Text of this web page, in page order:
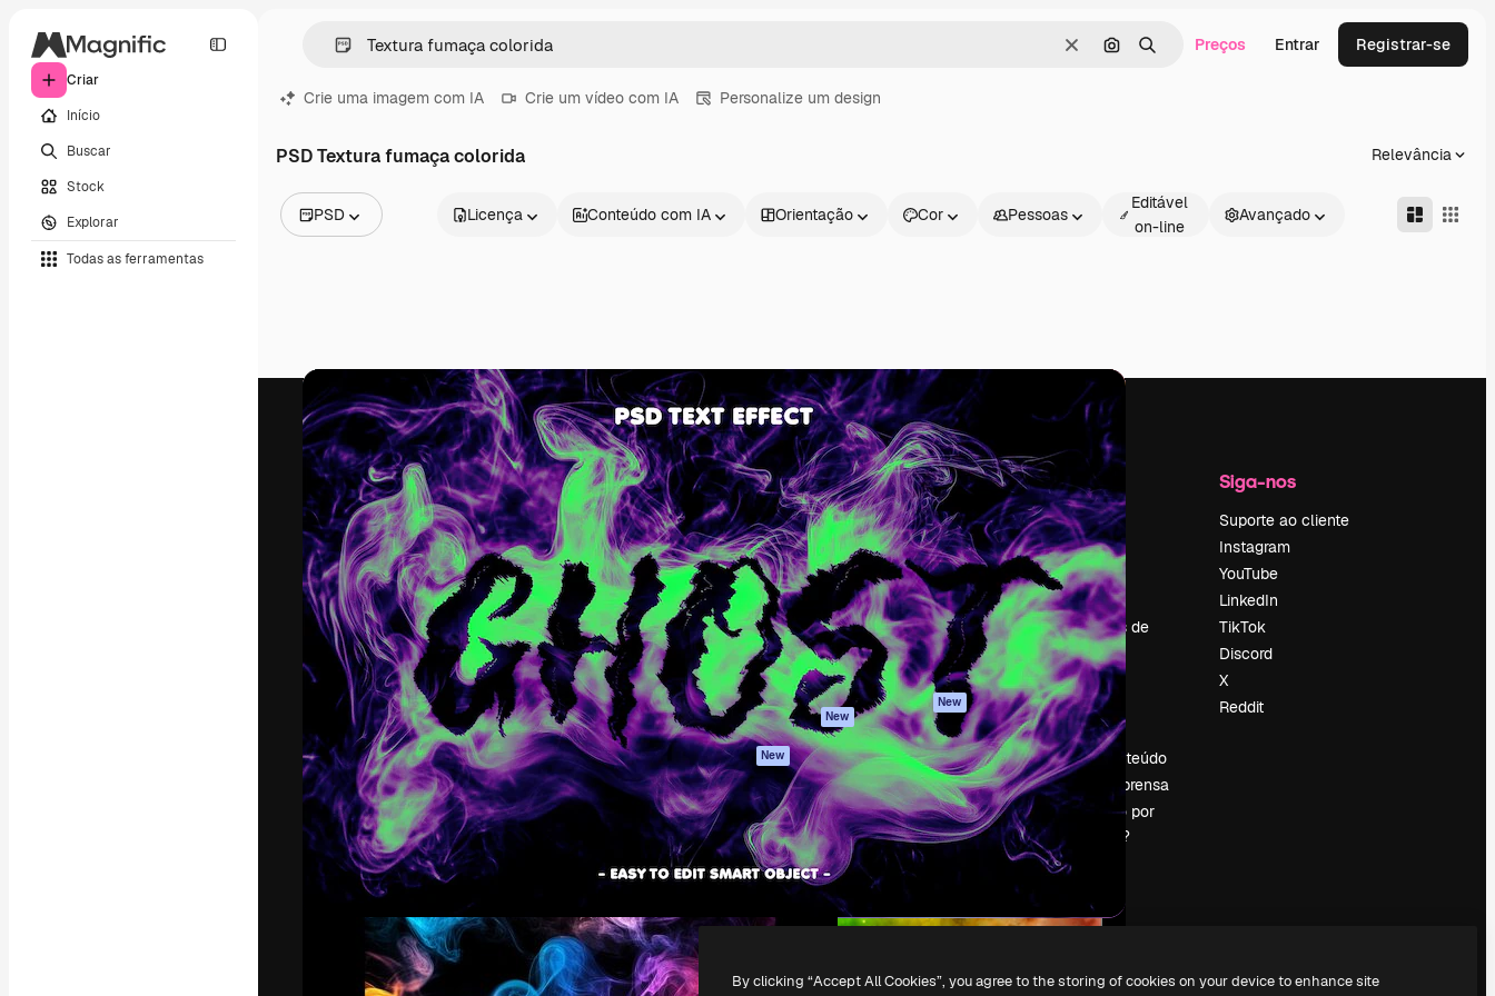
Criar
Início
Buscar
Stock
Explorar
Todas as ferramentas
LimparPesquisar por imagem
BuscarPreços Entrar Registrar-se
Crie uma imagem com IA Crie um vídeo com IA Personalize um design
PSD Textura fumaça colorida Relevância
PSD
Vídeos
Clipes de vídeo
Animações
Modelos de vídeos
Ícones
Modelos 3D
Fontes
Licença Conteúdo com IA Orientação Cor Pessoas
Editável
on-line
Avançado
A plataforma criativa para você direcionar
seu melhor trabalho. Mais de 1 milhão de
assinantes entre criativos, empresas,
agências e estúdios.
Português
Produtos
Spaces
Assistente de IA
Gerador de
imagens
Gerador de vídeos
Texto para voz
Conteúdo de stock
MCP para
Claude/ChatGPT
New
Agentes New
API
App móvel
Todas as
ferramentas
Começar
Academy
Documentação
Atendimento
Termos e
condições
Política de
privacidade
Originais New
Política de cookies
Central de
confiabilidade
Afiliados
Empresas
Empresa
Preços
Sobre nós
Reviews
Emprego
Tendências de
pesquisa
Blog
Eventos
Slidesgo
Vender conteúdo
Sala de imprensa
Procurando por
magnific.ai?
Siga-nos
Suporte ao cliente
Instagram
YouTube
LinkedIn
TikTok
Discord
X
Reddit
Copyright © 2010-2026 Freepik Company S.L.U. Todos os direitos reservados.
By clicking “Accept All Cookies”, you agree to the storing of cookies on your device to enhance site